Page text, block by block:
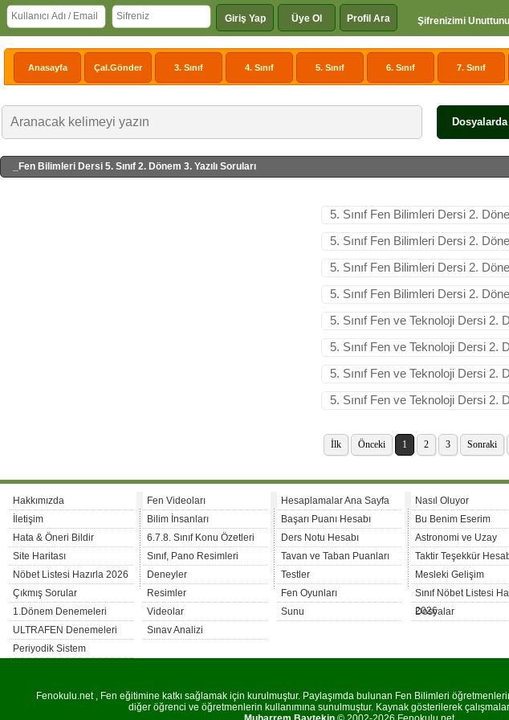
Giriş Yap Üye Ol Profil Ara Şifrenizimi
Anasayfa Çal.Gönder 3. Sınıf 4. Sınıf 5. Sınıf 6. Sınıf 7. Sınıf
_Fen Bilimleri Dersi 5. Sınıf 2. Dönem 3. Yazılı Soruları
5. Sınıf Fen Bilimleri Dersi 2.
5. Sınıf Fen Bilimleri Dersi 2.
5. Sınıf Fen Bilimleri Dersi 2.
5. Sınıf Fen Bilimleri Dersi 2.
5. Sınıf Fen ve Teknoloji Dersi 2.
5. Sınıf Fen ve Teknoloji Dersi 2.
5. Sınıf Fen ve Teknoloji Dersi 2.
5. Sınıf Fen ve Teknoloji Dersi 2.
İlk Önceki 1 2 3 Sonraki
Hakkımızda
İletişim
Hata & Öneri Bildir
Site Haritası
Nöbet Listesi Hazırla 2026
Çıkmış Sorular
1.Dönem Denemeleri
ULTRAFEN Denemeleri
Periyodik Sistem
Fen Videoları
Bilim İnsanları
6.7.8. Sınıf Konu Özetleri
Sınıf, Pano Resimleri
Deneyler
Resimler
Videolar
Sınav Analizi
Hesaplamalar Ana Sayfa
Başarı Puanı Hesabı
Ders Notu Hesabı
Tavan ve Taban Puanları
Testler
Fen Oyunları
Sunu
Nasıl Oluyor
Bu Benim Eserim
Astronomi ve Uzay
Taktir Teşekkür
Mesleki Gelişim
Sınıf Nöbet Listesi
2026
Dosyalar
Fenokulu.net , Fen eğitimine katkı sağlamak için kurulmuştur. Paylaşımda bulunan Fen Bilimleri öğretmenlerinin
diğer öğrenci ve öğretmenlerin kullanımına sunulmuştur. Kaynak gösterilerek